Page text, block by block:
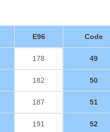
E96 Code
178 49
182 50
187 51
191 52